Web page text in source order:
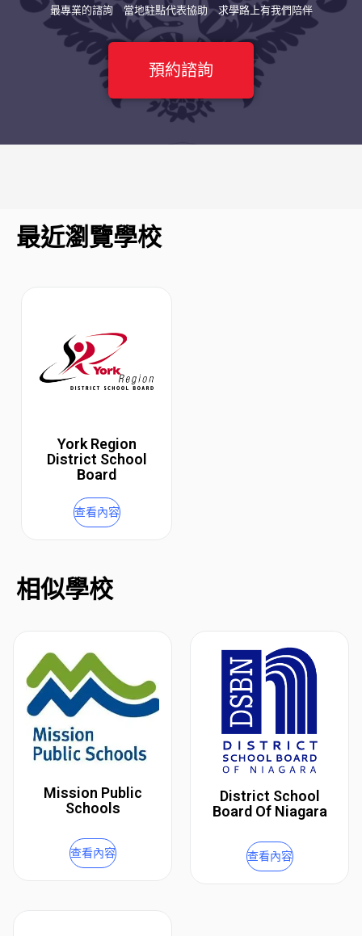
最專業的諮詢 當地駐點代表協助 求學路上有我們陪伴
預約諮詢
最近瀏覽學校
York Region
District School
Board
查看內容
相似學校
Mission Public
Schools
查看內容
District School
Board Of Niagara
查看內容